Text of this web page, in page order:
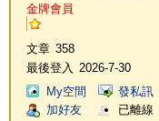
金牌會員
文章 358
最後登入
2026-7-30
My空間
發私訊
加好友
已離線